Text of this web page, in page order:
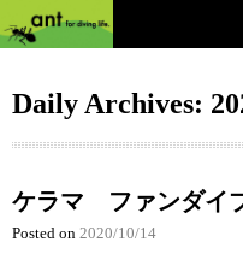
Daily Archives:
ケラマ ファンダイ
Posted on 2020/10/14